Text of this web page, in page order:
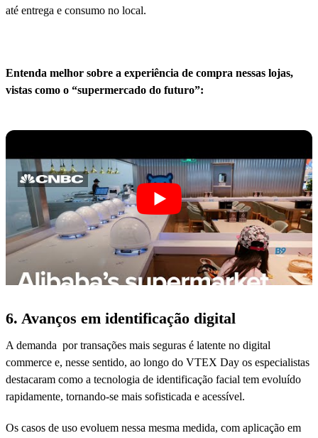
até entrega e consumo no local.
Entenda melhor sobre a experiência de compra nessas lojas,
vistas como o “supermercado do futuro”:
6. Avanços em identificação digital
A demanda por transações mais seguras é latente no digital
commerce e, nesse sentido, ao longo do VTEX Day os especialistas
destacaram como a tecnologia de identificação facial tem evoluído
rapidamente, tornando-se mais sofisticada e acessível.
Os casos de uso evoluem nessa mesma medida, com aplicação em